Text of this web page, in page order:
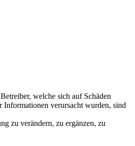
welche sich auf Schäden
verursacht wurden, sind
zu verändern, zu ergänzen, zu